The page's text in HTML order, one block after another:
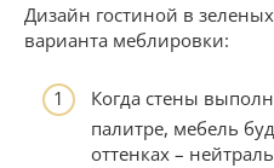
Дизайн гостиной в
варианта меблировки:
Когда стены
палитре, мебель
оттенках –